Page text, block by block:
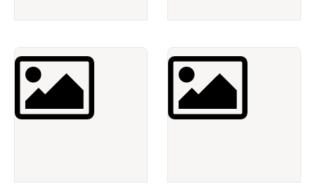
Máy chiếu chính hãng
Màn chiếu - Màn hình - Tivi